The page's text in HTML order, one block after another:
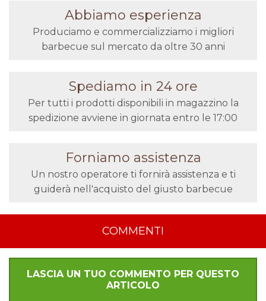
Abbiamo esperienza
Produciamo e commercializziamo i migliori
barbecue sul mercato da oltre 30 anni
Spediamo in 24 ore
Per tutti i prodotti disponibili in magazzino la
spedizione avviene in giornata entro le 17:00
Forniamo assistenza
Un nostro operatore ti fornirà assistenza e ti
guiderà nell'acquisto del giusto barbecue
COMMENTI
LASCIA UN TUO COMMENTO PER QUESTO
ARTICOLO